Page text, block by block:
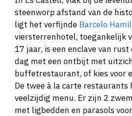
steenworp afstand van de
ligt het verfijnde Barcelo
viersterrenhotel, toegankelijk
17 jaar, is een enclave van
dag met een ontbijt met
buffetrestaurant, of kies voor
De twee à la carte restaurants
veelzijdig menu. Er zijn 2
met ligbedden en parasols